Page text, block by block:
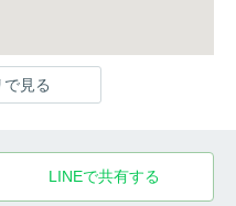
見る
LINEで共有する